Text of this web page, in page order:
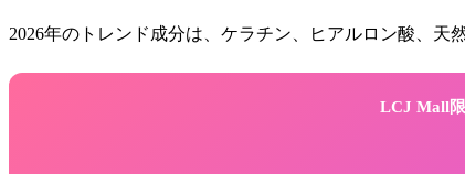
2026年のトレンド成分は、ケラチン、ヒアルロン酸、天
LCJ Mall